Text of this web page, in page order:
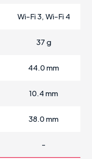
Wi-Fi 3, Wi-Fi 4
37 g
44.0 mm
10.4 mm
38.0 mm
-